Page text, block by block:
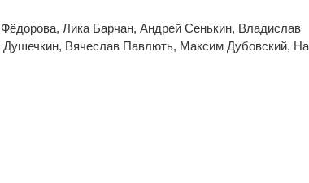
Лика Барчан, Андрей Сенькин, Владислав
Вячеслав Павлють, Максим Дубовский,